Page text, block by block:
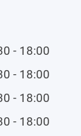
- 18:00
- 18:00
- 18:00
- 18:00